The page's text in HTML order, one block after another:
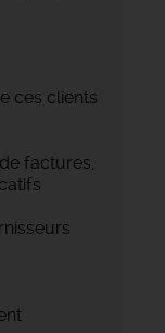
ces clients
factures,